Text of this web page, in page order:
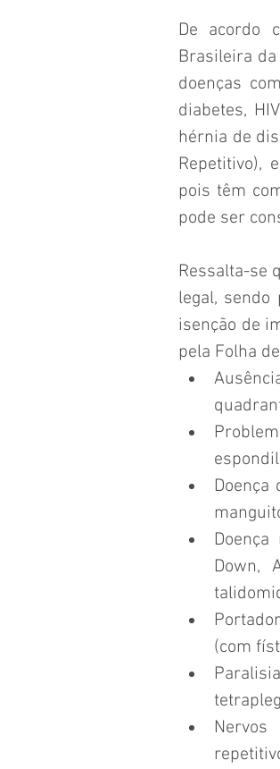
De acordo
Brasileira
doenças
diabetes,
hérnia de
Repetitivo),
pois têm
pode ser
Ressalta-se
legal,
isenção de
pela Folha
Down,
(com